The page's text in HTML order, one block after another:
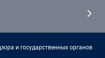
и государственных органов